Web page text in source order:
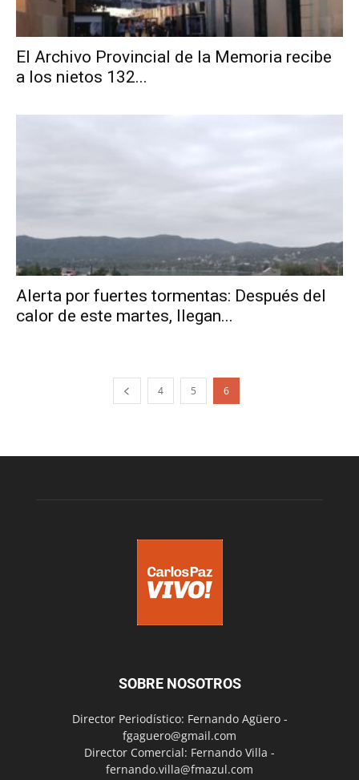
El Archivo Provincial de la Memoria recibe
a los nietos 132...
Alerta por fuertes tormentas: Después del
calor de este martes, llegan...
4 5 6
SOBRE NOSOTROS
Director Periodístico: Fernando Agüero -
fgaguero@gmail.com
Director Comercial: Fernando Villa -
fernando.villa@fmazul.com